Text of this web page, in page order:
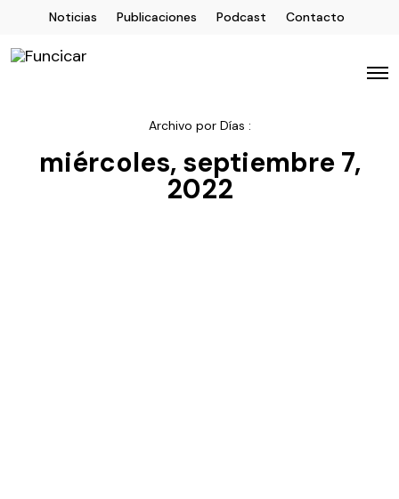
Noticias Publicaciones Podcast Contacto
Archivo por Días :
miércoles, septiembre 7,
2022